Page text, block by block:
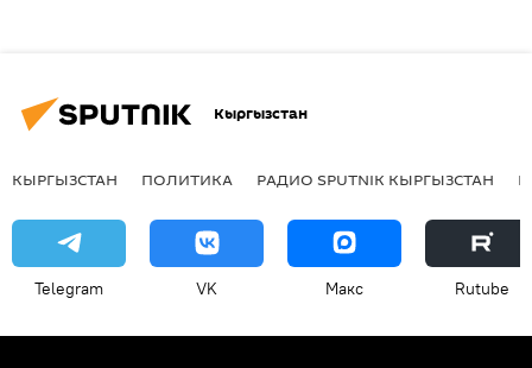
Кыргызстан
КЫРГЫЗСТАН ПОЛИТИКА РАДИО SPUTNIK КЫРГЫЗСТАН
Telegram VK Макс Rutube